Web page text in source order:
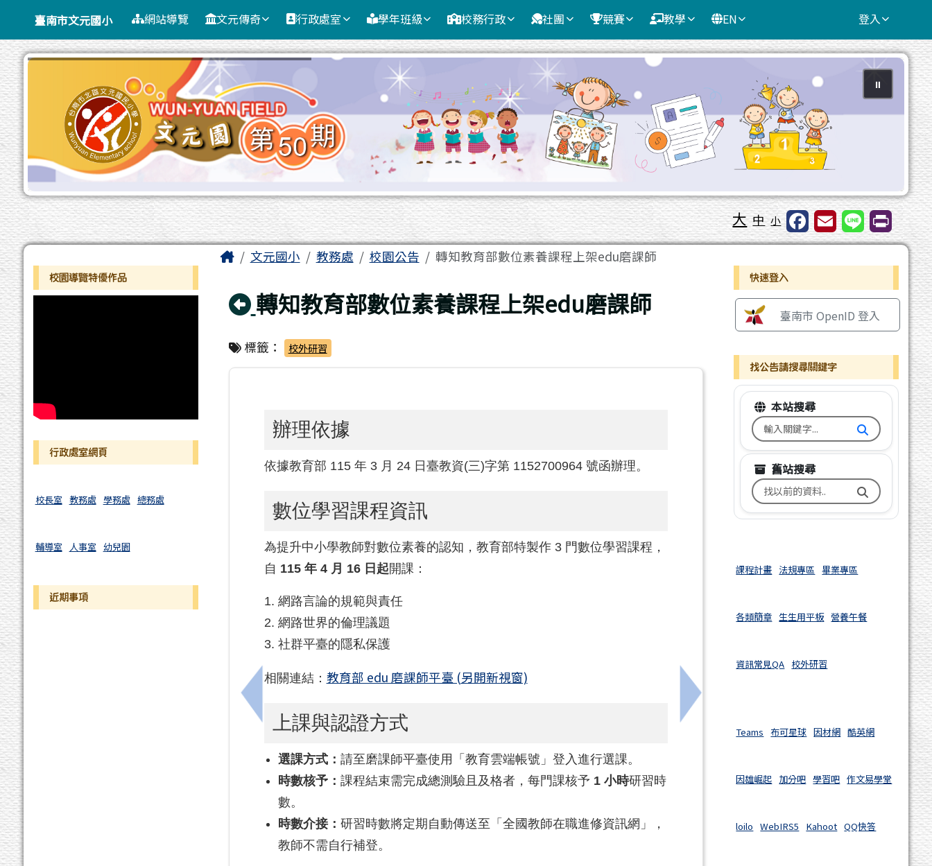
臺南市文元國小
導覽列臺南市文元國小 網站導覽 文元傳奇 行政處室 學年班級 校務行政 社團 競賽 教學 EN 登入
⏸
工具列 大 中 小
左邊區域內容
校園導覽特優作品
行政處室網頁
校長室 教務處 學務處 總務處
輔導室 人事室 幼兒園
近期事項
主內容區域
Home文元國小 教務處 校園公告 轉知教育部數位素養課程上架edu磨課師
回上頁
轉知教育部數位素養課程上架edu磨課師
標籤： 校外研習
上一筆：南新科技中心辦理114學年度第二學期5月份教師增能研習
辦理依據
依據教育部 115 年 3 月 24 日臺教資(三)字第 1152700964 號函辦理。
數位學習課程資訊
為提升中小學教師對數位素養的認知，教育部特製作 3 門數位學習課程，
自 115 年 4 月 16 日起開課：
網路言論的規範與責任
網路世界的倫理議題
社群平臺的隱私保護
相關連結： 教育部 edu 磨課師平臺 (另開新視窗)
上課與認證方式
選課方式： 請至磨課師平臺使用「教育雲端帳號」登入進行選課。
時數核予： 課程結束需完成總測驗且及格者，每門課核予 1 小時研習時
數。
時數介接： 研習時數將定期自動傳送至「全國教師在職進修資訊網」，
教師不需自行補登。
下一筆：【原轉共榮研習】本市114學年度
右邊區域內容
快速登入
臺南市 OpenID 登入
找公告請搜尋關鍵字
本站搜尋
搜尋台南市文元國小全球資訊網
舊站搜尋
搜尋台南市文元國小舊校網關鍵
課程計畫 法規專區 畢業專區
各類簡章 生生用平板 營養午餐
資訊常見QA 校外研習
Teams 布可星球 因材網 酷英網
因雄崛起 加分吧 學習吧 作文易學堂
loilo WebIRS5 Kahoot QQ快答
頁尾區域